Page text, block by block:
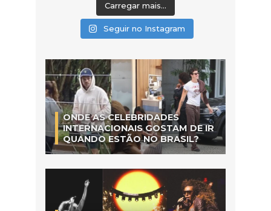
Carregar mais...
Seguir no Instagram
ONDE AS CELEBRIDADES
INTERNACIONAIS GOSTAM DE IR
QUANDO ESTÃO NO BRASIL?